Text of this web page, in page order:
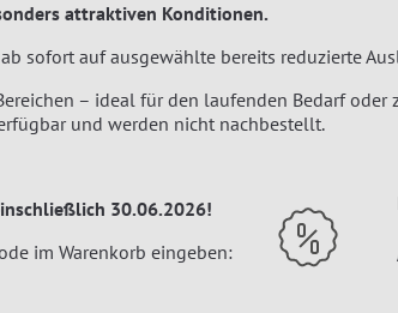
attraktiven Konditionen.
sofort auf ausgewählte bereits reduzierte
– ideal für den laufenden Bedarf oder
und werden nicht nachbestellt.
30.06.2026!
im Warenkorb eingeben: